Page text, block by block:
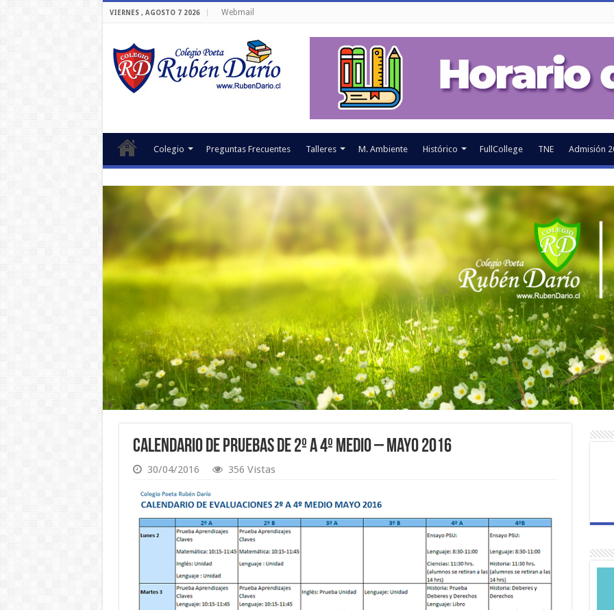
VIERNES , AGOSTO 7 2026 Webmail
Colegio Preguntas Frecuentes Talleres M. Ambiente Histórico FullCollege TNE Admisión
Calendario de Pruebas de 2º a 4º Medio – Mayo 2016
30/04/2016 356 Vistas